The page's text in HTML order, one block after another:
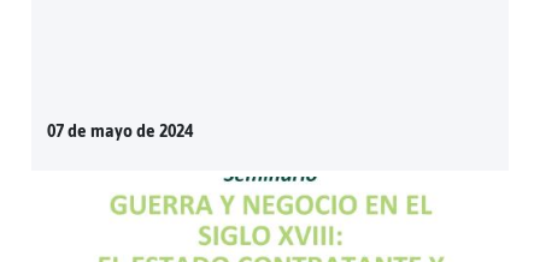
07 de mayo de 2024